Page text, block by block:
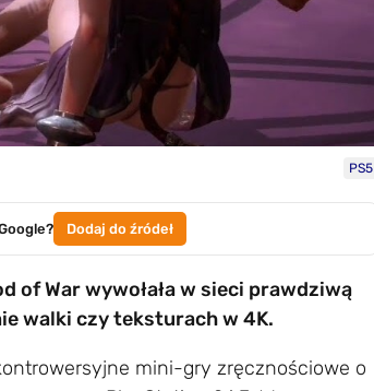
PS5
Dodaj do źródeł
of War wywołała w sieci prawdziwą
walki czy teksturach w 4K.
mini-gry zręcznościowe o